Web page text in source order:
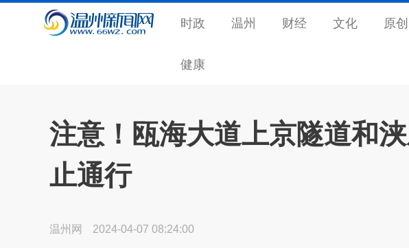
时政 温州 财经 文化 原创
健康
注意！瓯海大道上京隧道和
止通行
温州网 2024-04-07 08:24:00